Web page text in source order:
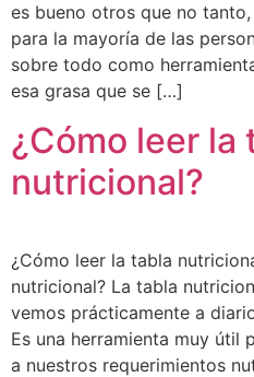
es bueno otros que no
para la mayoría de las
sobre todo como
esa grasa que se […]
¿Cómo leer la
nutricional?
¿Cómo leer la tabla
nutricional? La tabla
vemos prácticamente a
Es una herramienta muy útil
a nuestros requerimientos